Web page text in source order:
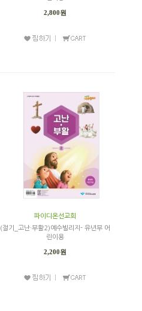
2,800원
파이디온선교회
(절기_고난·부활2)예수빌리지- 유년부 어
린이용
2,200원